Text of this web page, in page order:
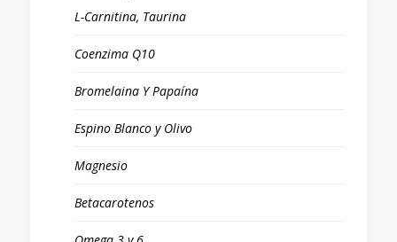
L-Carnitina, Taurina
Coenzima Q10
Bromelaina Y Papaína
Espino Blanco y Olivo
Magnesio
Betacarotenos